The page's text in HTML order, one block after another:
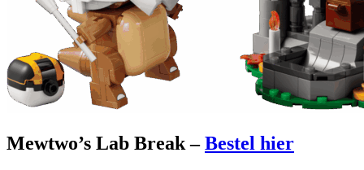
Mewtwo’s Lab Break –Bestel hier